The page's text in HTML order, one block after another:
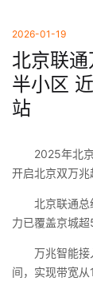
2026-01-19
北京联
半小区
站
2025年北
开启北京双万兆
北京联通
力已覆盖京城
万兆智能
间，实现带宽从